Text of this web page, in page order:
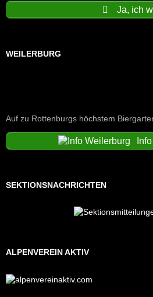
Ja, ich
WEILERBURG
Auf zu Rottenburgs höchstem
SEKTIONSNACHRICHTEN
ALPENVEREIN AKTIV